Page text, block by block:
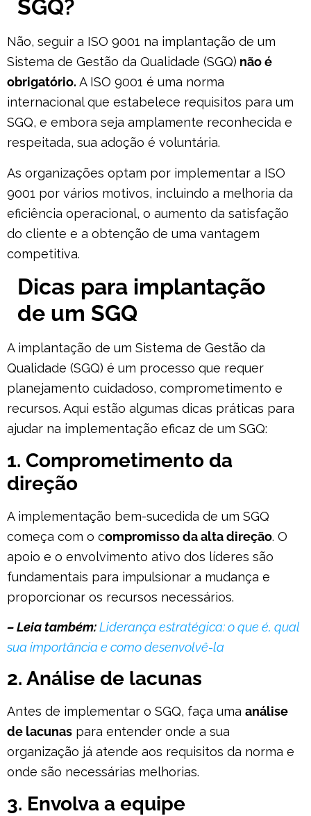
SGQ?
Não, seguir a ISO 9001 na implantação de um
Sistema de Gestão da Qualidade (SGQ) não é
obrigatório. A ISO 9001 é uma norma
internacional que estabelece requisitos para um
SGQ, e embora seja amplamente reconhecida e
respeitada, sua adoção é voluntária.
As organizações optam por implementar a ISO
9001 por vários motivos, incluindo a melhoria da
eficiência operacional, o aumento da satisfação
do cliente e a obtenção de uma vantagem
competitiva.
Dicas para implantação
de um SGQ
A implantação de um Sistema de Gestão da
Qualidade (SGQ) é um processo que requer
planejamento cuidadoso, comprometimento e
recursos. Aqui estão algumas dicas práticas para
ajudar na implementação eficaz de um SGQ:
1. Comprometimento da
direção
A implementação bem-sucedida de um SGQ
começa com o compromisso da alta direção. O
apoio e o envolvimento ativo dos líderes são
fundamentais para impulsionar a mudança e
proporcionar os recursos necessários.
– Leia também:Liderança estratégica: o que é, qual
sua importância e como desenvolvê-la
2. Análise de lacunas
Antes de implementar o SGQ, faça uma análise
de lacunas para entender onde a sua
organização já atende aos requisitos da norma e
onde são necessárias melhorias.
3. Envolva a equipe